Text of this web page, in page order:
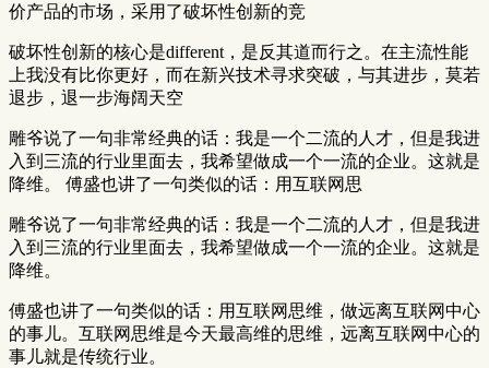
价产品的市场，采用了破坏性创新的竞
破坏性创新的核心是different，是反其道而行之。在主流性能
上我没有比你更好，而在新兴技术寻求突破，与其进步，莫若
退步，退一步海阔天空
雕爷说了一句非常经典的话：我是一个二流的人才，但是我进
入到三流的行业里面去，我希望做成一个一流的企业。这就是
降维。 傅盛也讲了一句类似的话：用互联网思
雕爷说了一句非常经典的话：我是一个二流的人才，但是我进
入到三流的行业里面去，我希望做成一个一流的企业。这就是
降维。
傅盛也讲了一句类似的话：用互联网思维，做远离互联网中心
的事儿。互联网思维是今天最高维的思维，远离互联网中心的
事儿就是传统行业。